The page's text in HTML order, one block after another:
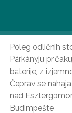
Poleg odličnih
Párkányju
baterije, z
Čeprav se
nad
Budimpešte.